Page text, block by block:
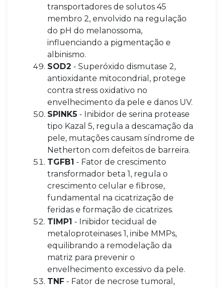
transportadores de solutos 45
membro 2, envolvido na regulação
do pH do melanossoma,
influenciando a pigmentação e
albinismo.
SOD2 - Superóxido dismutase 2,
antioxidante mitocondrial, protege
contra stress oxidativo no
envelhecimento da pele e danos UV.
SPINK5 - Inibidor de serina protease
tipo Kazal 5, regula a descamação da
pele, mutações causam síndrome de
Netherton com defeitos de barreira.
TGFB1 - Fator de crescimento
transformador beta 1, regula o
crescimento celular e fibrose,
fundamental na cicatrização de
feridas e formação de cicatrizes.
TIMP1 - Inibidor tecidual de
metaloproteinases 1, inibe MMPs,
equilibrando a remodelação da
matriz para prevenir o
envelhecimento excessivo da pele.
TNF - Fator de necrose tumoral,